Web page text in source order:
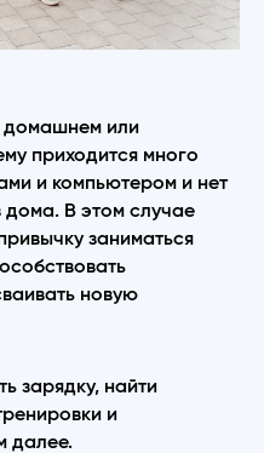
домашнем или
приходится много
и компьютером и нет
дома. В этом случае
заниматься
новую
зарядку, найти
и
далее.